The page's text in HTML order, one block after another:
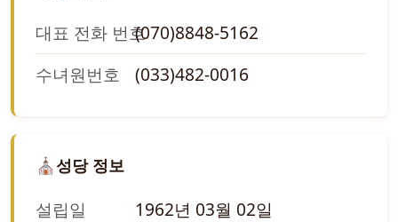
대표 전화 번호(070)8848-5162
수녀원번호
(033)482-0016
⛪성당 정보
설립일
1962년 03월 02일